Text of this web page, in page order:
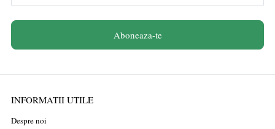
Aboneaza-te
INFORMATII UTILE
Despre noi